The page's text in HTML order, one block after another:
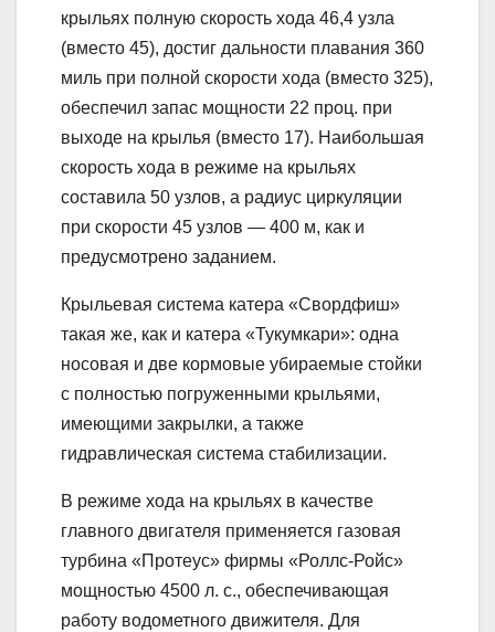
крыльях полную скорость хода 46,4 узла
(вместо 45), достиг дальности плавания 360
миль при полной скорости хода (вместо 325),
обеспечил запас мощности 22 проц. при
выходе на крылья (вместо 17). Наибольшая
скорость хода в режиме на крыльях
составила 50 узлов, а радиус циркуляции
при скорости 45 узлов — 400 м, как и
предусмотрено заданием.
Крыльевая система катера «Свордфиш»
такая же, как и катера «Тукумкари»: одна
носовая и две кормовые убираемые стойки
с полностью погруженными крыльями,
имеющими закрылки, а также
гидравлическая система стабилизации.
В режиме хода на крыльях в качестве
главного двигателя применяется газовая
турбина «Протеус» фирмы «Роллс-Ройс»
мощностью 4500 л. с., обеспечивающая
работу водометного движителя. Для